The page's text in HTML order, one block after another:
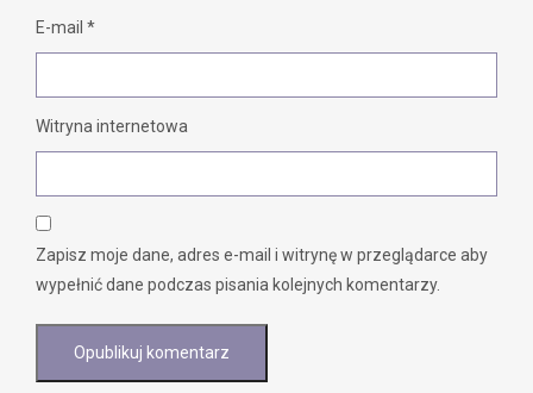
E-mail *
Witryna internetowa
Zapisz moje dane, adres e-mail i witrynę w przeglądarce aby
wypełnić dane podczas pisania kolejnych komentarzy.